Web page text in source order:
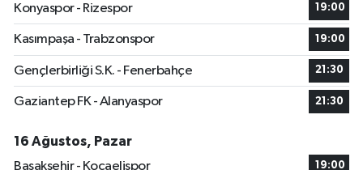
Konyaspor - Rizespor
19:00
Kasımpaşa - Trabzonspor 19:00
Gençlerbirliği S.K. - Fenerbahçe 21:30
Gaziantep FK - Alanyaspor 21:30
16 Ağustos, Pazar
Başakşehir - Kocaelispor
19:00